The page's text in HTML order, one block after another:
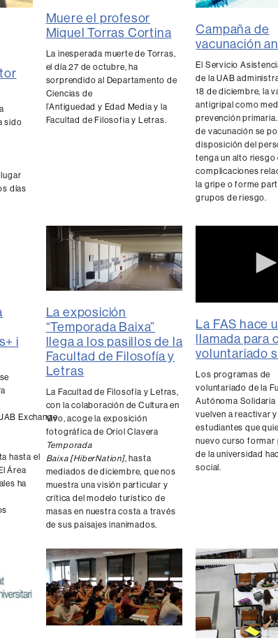
sido
días
Muere el profesor
Miquel Torras Cortina
La inesperada muerte de Torras,
el día 27 de octubre, ha
sorprendido al Departamento de
Ciencias de
l’Antiguedad y Edad Media y la
Facultad de Filosofia y Letras.
Campaña de
vacunación
El Servicio
de la UAB
18 de diciembre, la
antigripal como
prevención
de vacunación se
disposición del
tenga un alto riesgo
complicaciones
la gripe o forme
grupos de riesgo.
i
Exchange
hasta el
Área
ha
La exposición
“Temporada Baixa”
llega a los pasillos de la
Facultad de Filosofía y
Letras
La Facultad de Filosofía y Letras,
con la colaboración de Cultura en
Vivo, acoge la exposición
fotográfica de Oriol Clavera
Temporada
Baixa [HiberNation], hasta
mediados de diciembre, que nos
muestra una visión particular y
crítica del modelo turístico de
masas en nuestra costa a través
de sus paisajes inanimados.
seconds
of
0
seconds
90%
La FAS hace
llamada para
voluntariado
Los programas de
voluntariado de la
Autónoma Solidaria
vuelven a reactivar
estudiantes que
nuevo curso formar
de la universidad
social.